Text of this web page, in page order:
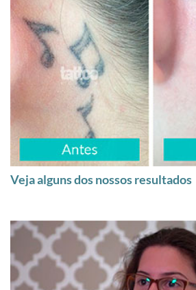
Veja alguns dos nossos resultados